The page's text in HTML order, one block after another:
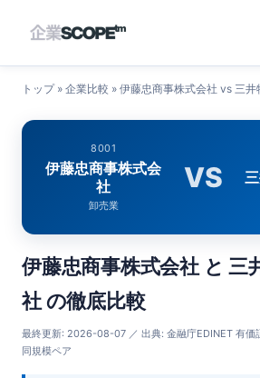
トップ» 企業比較 » 伊藤忠商事株式会社 vs 三井
8001
伊藤忠商事株式会
社
卸売業
VS
伊藤忠商事株式会社 と 三
社 の徹底比較
最終更新: 2026-08-07 ／ 出典: 金融庁EDINET 有
同規模ペア